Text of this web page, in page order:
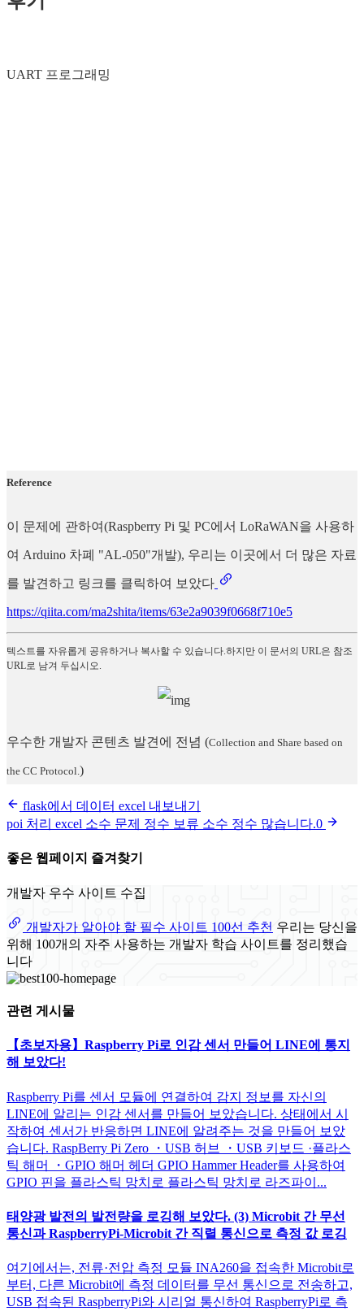
UART 프로그래밍
Reference
이 문제에 관하여(Raspberry Pi 및 PC에서 LoRaWAN을 사용하
여 Arduino 차폐 "AL-050"개발), 우리는 이곳에서 더 많은 자료
를 발견하고 링크를 클릭하여 보았다
https://qiita.com/ma2shita/items/63e2a9039f0668f710e5
텍스트를 자유롭게 공유하거나 복사할 수 있습니다.하지만 이 문서의 URL은 참조
URL로 남겨 두십시오.
우수한 개발자 콘텐츠 발견에 전념 (Collection and Share based on
the CC Protocol. )
flask에서 데이터 excel 내보내기
poi 처리 excel 소수 문제 정수 보류 소수 정수 많습니다.0
좋은 웹페이지 즐겨찾기
개발자 우수 사이트 수집
개발자가 알아야 할 필수 사이트 100선 추천 우리는 당신을
위해 100개의 자주 사용하는 개발자 학습 사이트를 정리했습
니다
관련 게시물
【초보자용】Raspberry Pi로 인감 센서 만들어 LINE에 통지
해 보았다!
Raspberry Pi를 센서 모듈에 연결하여 감지 정보를 자신의
LINE에 알리는 인감 센서를 만들어 보았습니다. 상태에서 시
작하여 센서가 반응하면 LINE에 알려주는 것을 만들어 보았
습니다. RaspBerry Pi Zero ・USB 허브 ・USB 키보드 ·플라스
틱 해머 ・GPIO 해머 헤더 GPIO Hammer Header를 사용하여
GPIO 핀을 플라스틱 망치로 플라스틱 망치로 라즈파이...
태양광 발전의 발전량을 로깅해 보았다. (3) Microbit 간 무선
통신과 RaspberryPi-Microbit 간 직렬 통신으로 측정 값 로깅
여기에서는, 전류·전압 측정 모듈 INA260을 접속한 Microbit로
부터, 다른 Microbit에 측정 데이터를 무선 통신으로 전송하고,
USB 접속된 RaspberryPi와 시리얼 통신하여 RaspberryPi로 측